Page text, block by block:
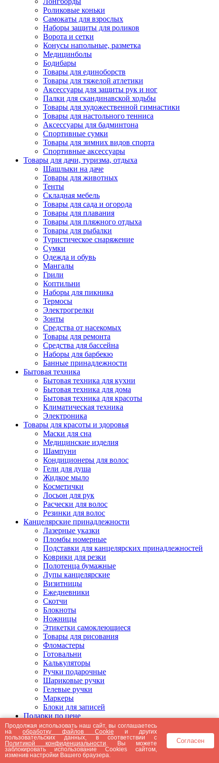
Роликовые коньки
Самокаты для взрослых
Наборы защиты для роликов
Ворота и сетки
Конусы напольные, разметка
Медицинболы
Бодибары
Товары для единоборств
Товары для тяжелой атлетики
Аксессуары для защиты рук и ног
Палки для скандинавской ходьбы
Товары для художественной гимнастики
Товары для настольного тенниса
Аксессуары для бадминтона
Спортивные сумки
Товары для зимних видов спорта
Спортивные аксессуары
Товары для дачи, туризма, отдыха
Шашлыки на даче
Товары для животных
Тенты
Складная мебель
Товары для сада и огорода
Товары для плавания
Товары для пляжного отдыха
Товары для рыбалки
Туристическое снаряжение
Сумки
Одежда и обувь
Мангалы
Грили
Коптильни
Наборы для пикника
Термосы
Электрогрелки
Зонты
Средства от насекомых
Товары для ремонта
Средства для бассейна
Наборы для барбекю
Банные принадлежности
Бытовая техника
Бытовая техника для кухни
Бытовая техника для дома
Бытовая техника для красоты
Климатическая техника
Электроника
Товары для красоты и здоровья
Маски для сна
Медицинские изделия
Шампуни
Кондиционеры для волос
Гели для душа
Жидкое мыло
Косметички
Лосьон для рук
Расчески для волос
Резинки для волос
Канцелярские принадлежности
Лазерные указки
Пломбы номерные
Подставки для канцелярских принадлежностей
Коврики для резки
Полотенца бумажные
Лупы канцелярские
Визитницы
Ежедневники
Скотчи
Блокноты
Ножницы
Этикетки самоклеющиеся
Товары для рисования
Фломастеры
Готовальни
Калькуляторы
Ручки подарочные
Шариковые ручки
Гелевые ручки
Маркеры
Блоки для записей
Подарки по цене
Подарки от 5000 рублей
Подарки до 5000 рублей
Подарки до 3000 рублей
Подарки до 2000 рублей
Подарки до 1000 рублей
Продолжая использовать наш сайт, вы соглашаетесь
наобработку файлов Cookie и других
пользовательских данных, в соответствии с
Политикой конфиденциальности . Вы можете
заблокировать использование Cookies сайтом,
изменив настройки Вашего браузера.
Согласен